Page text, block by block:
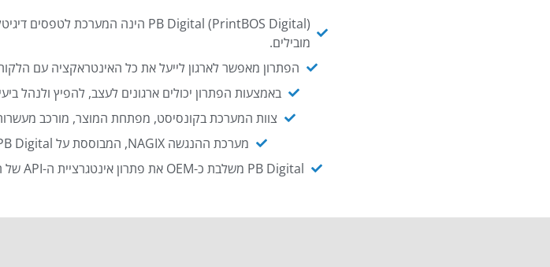
מובילים.
הפתרון מאפשר לארגון לייעל את כל האינטראקציה עם
באמצעות הפתרון יכולים ארגונים לעצב, להפיץ ולנהל
צוות המערכת בקונסיסט, מפתחת המוצר, מורכב מעשרות
מערכת ההנגשה NAGIX, המבוססת על PB Digital, מאפשרת להנגיש מסמכים ארגוניים באופן אוטומטי ויעיל.
PB Digital משלבת כ-OEM את פתרון אינטגרציית ה-API של חברת WSO2 - המאפשר לחבר בקלות בין מערכות ארגוניות